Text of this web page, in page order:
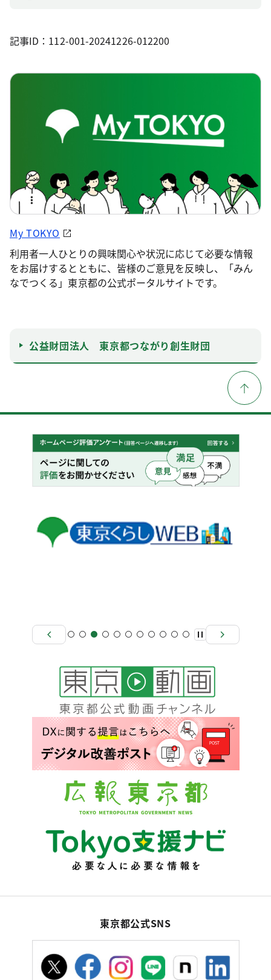
記事ID：112-001-20241226-012200
My TOKYO
利用者一人ひとりの興味関心や状況に応じて必要な情報
をお届けするとともに、皆様のご意見を反映し、「みん
なでつくる」東京都の公式ポータルサイトです。
公益財団法人 東京都つながり創生財団
東京都公式SNS